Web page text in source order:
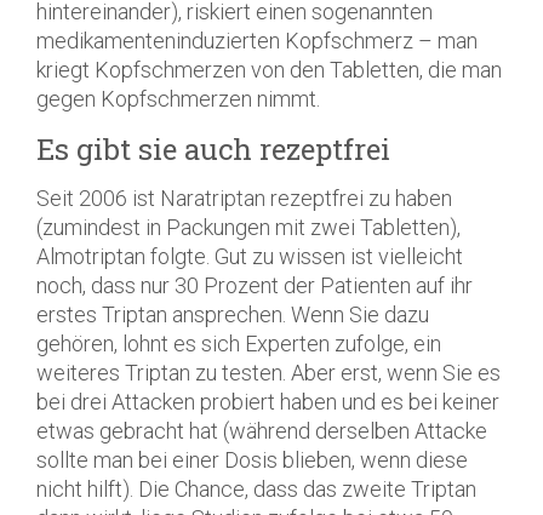
hintereinander), riskiert einen sogenannten
medikamenteninduzierten Kopfschmerz – man
kriegt Kopfschmerzen von den Tabletten, die man
gegen Kopfschmerzen nimmt.
Es gibt sie auch rezeptfrei
Seit 2006 ist Naratriptan rezeptfrei zu haben
(zumindest in Packungen mit zwei Tabletten),
Almotriptan folgte. Gut zu wissen ist vielleicht
noch, dass nur 30 Prozent der Patienten auf ihr
erstes Triptan ansprechen. Wenn Sie dazu
gehören, lohnt es sich Experten zufolge, ein
weiteres Triptan zu testen. Aber erst, wenn Sie es
bei drei Attacken probiert haben und es bei keiner
etwas gebracht hat (während derselben Attacke
sollte man bei einer Dosis blieben, wenn diese
nicht hilft). Die Chance, dass das zweite Triptan